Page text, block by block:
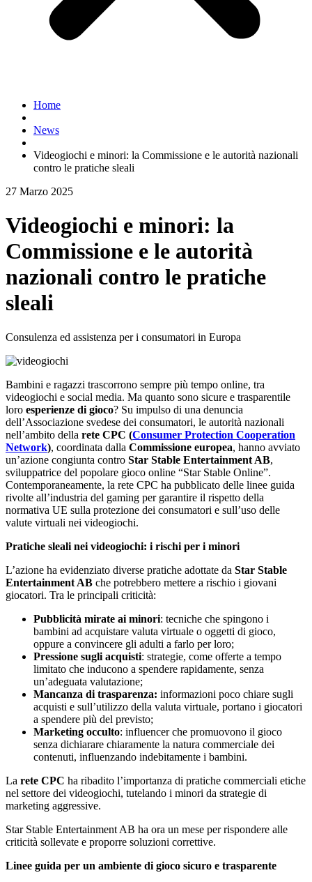
Home
News
Videogiochi e minori: la Commissione e le autorità nazionali
contro le pratiche sleali
27 Marzo 2025
Videogiochi e minori: la
Commissione e le autorità
nazionali contro le pratiche
sleali
Consulenza ed assistenza per i consumatori in Europa
Bambini e ragazzi trascorrono sempre più tempo online, tra
videogiochi e social media. Ma quanto sono sicure e trasparentile
loro esperienze di gioco? Su impulso di una denuncia
dell’Associazione svedese dei consumatori, le autorità nazionali
nell’ambito della rete CPC (Consumer Protection Cooperation
Network), coordinata dalla Commissione europea, hanno avviato
un’azione congiunta contro Star Stable Entertainment AB,
sviluppatrice del popolare gioco online “Star Stable Online”.
Contemporaneamente, la rete CPC ha pubblicato delle linee guida
rivolte all’industria del gaming per garantire il rispetto della
normativa UE sulla protezione dei consumatori e sull’uso delle
valute virtuali nei videogiochi.
Pratiche sleali nei videogiochi: i rischi per i minori
L’azione ha evidenziato diverse pratiche adottate da Star Stable
Entertainment AB che potrebbero mettere a rischio i giovani
giocatori. Tra le principali criticità:
Pubblicità mirate ai minori: tecniche che spingono i
bambini ad acquistare valuta virtuale o oggetti di gioco,
oppure a convincere gli adulti a farlo per loro;
Pressione sugli acquisti: strategie, come offerte a tempo
limitato che inducono a spendere rapidamente, senza
un’adeguata valutazione;
Mancanza di trasparenza: informazioni poco chiare sugli
acquisti e sull’utilizzo della valuta virtuale, portano i giocatori
a spendere più del previsto;
Marketing occulto: influencer che promuovono il gioco
senza dichiarare chiaramente la natura commerciale dei
contenuti, influenzando indebitamente i bambini.
La rete CPC ha ribadito l’importanza di pratiche commerciali etiche
nel settore dei videogiochi, tutelando i minori da strategie di
marketing aggressive.
Star Stable Entertainment AB ha ora un mese per rispondere alle
criticità sollevate e proporre soluzioni correttive.
Linee guida per un ambiente di gioco sicuro e trasparente